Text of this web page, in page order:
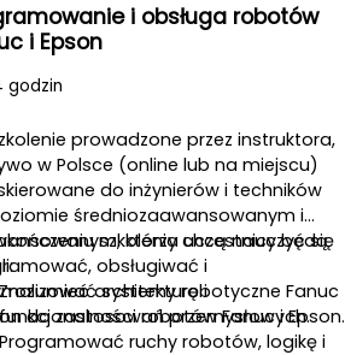
i obsługa robotów
i Epson
godzin
prowadzone przez instruktora,
w Polsce (online lub na miejscu)
do inżynierów i techników
średniozaawansowanym i
którzy chcą nauczyć się
obsługiwać i
systemy robotyczne Fanuc
do zastosowań przemysłowych.
szkolenia uczestnicy będą
Zrozumieć architekturę i
funkcjonalności robotów Fanuc i Epson.
Programować ruchy robotów, logikę i